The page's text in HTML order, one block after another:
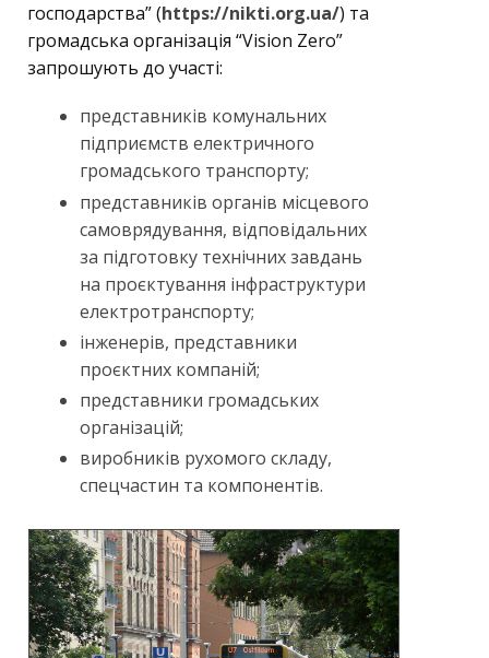
господарства” (https://nikti.org.ua/) та
громадська організація “Vision Zero”
запрошують до участі:
представників комунальних
підприємств електричного
громадського транспорту;
представників органів місцевого
самоврядування, відповідальних
за підготовку технічних завдань
на проєктування інфраструктури
електротранспорту;
інженерів, представники
проєктних компаній;
представники громадських
організацій;
виробників рухомого складу,
спецчастин та компонентів.